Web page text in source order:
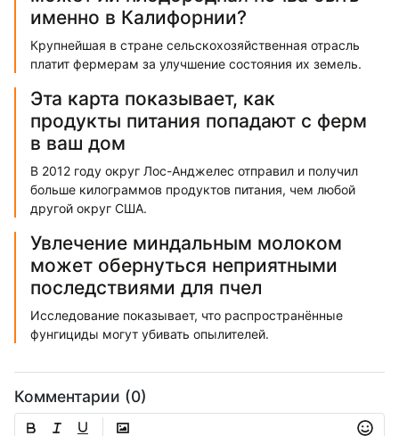
именно в Калифорнии?
Крупнейшая в стране сельскохозяйственная отрасль
платит фермерам за улучшение состояния их земель.
Эта карта показывает, как
продукты питания попадают с ферм
в ваш дом
В 2012 году округ Лос-Анджелес отправил и получил
больше килограммов продуктов питания, чем любой
другой округ США.
Увлечение миндальным молоком
может обернуться неприятными
последствиями для пчел
Исследование показывает, что распространённые
фунгициды могут убивать опылителей.
Комментарии (0)